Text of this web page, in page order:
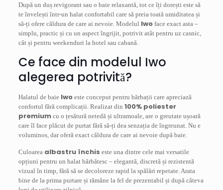
După un duș revigorant sau o baie relaxantă, tot ce îți dorești este să
te învelești într-un halat confortabil care să preia toată umiditatea și
să-ți ofere căldura de care ai nevoie. Modelul Iwoface exact asta –
simplu, practic și cu un aspect îngrijit, potrivit atât pentru uz casnic,
cât și pentru weekenduri la hotel sau cabană.
Ce face din modelul Iwo
alegerea potrivită?
Halatul de baie Iwoeste conceput pentru bărbații care apreciază
confortul fără complicații. Realizat din 100% poliester
premiumcu o țesătură netedă și ultramoale, are o greutate ușoară
care îl face plăcut de purtat fără să-ți dea senzația de îngreunat. Nu e
voluminos, dar oferă exact căldura de care ai nevoie după baie.
Culoarea albastru închis este una dintre cele mai versatile
opțiuni pentru un halat bărbătesc – elegantă, discretă și rezistentă
vizual în timp, fără să se decoloreze rapid la spălări repetate. Arata
bine de la prima purtare și rămâne la fel de prezentabil și după câteva